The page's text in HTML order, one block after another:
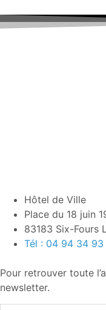
Hôtel de Ville
Place du 18 juin
83183 Six-Fours
Tél : 04 94 34 93
Pour retrouver toute
newsletter.